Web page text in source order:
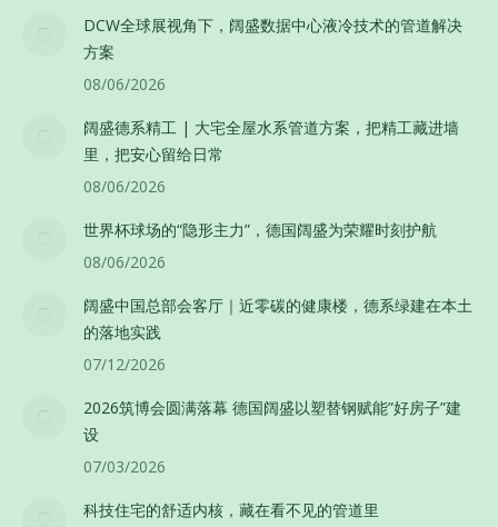
DCW全球展视角下，阔盛数据中心液冷技术的管道解决
方案
08/06/2026
阔盛德系精工 | 大宅全屋水系管道方案，把精工藏进墙
里，把安心留给日常
08/06/2026
世界杯球场的“隐形主力”，德国阔盛为荣耀时刻护航
08/06/2026
阔盛中国总部会客厅｜近零碳的健康楼，德系绿建在本土
的落地实践
07/12/2026
2026筑博会圆满落幕 德国阔盛以塑替钢赋能”好房子”建
设
07/03/2026
科技住宅的舒适内核，藏在看不见的管道里